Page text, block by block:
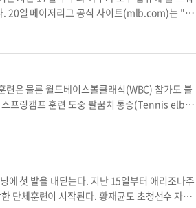
어놨다. 그러나 지난 겨울 류현진은 휴가도 반납
줄지 않았다"고 했다. 지방이 빠진 대신 근육이
. 20일 메이저리그 공식 사이트(mlb.com)는 "올
입했다. 스미스는 지난해 마크 트럼보가 주로
것으로 전망됐던 거포 트럼보는 예상 밖으로 잔
않은 포지션은 좌익수다. 분위기는 나
록했다. 출루율(0.382)과 장타율(0.420)의 합인
너리그 계약을 했다. 2010년 신인 드래프트에
다. 2013년 메이저리그에 데뷔해 이듬해 홈런
2012년에는 타율 0.304에 1홈런, 26타점, 13도
로 현역 타자 중 5위. 2014년부터 허리 부상에
은 물론 월드베이스볼클래식(WBC) 참가도 불
얼마나 가라앉느냐
런 90타점으로 다소 부진한 성적을 남겼다. 이승
단체훈련이 시작된다. 황재균도 초청선수 자격